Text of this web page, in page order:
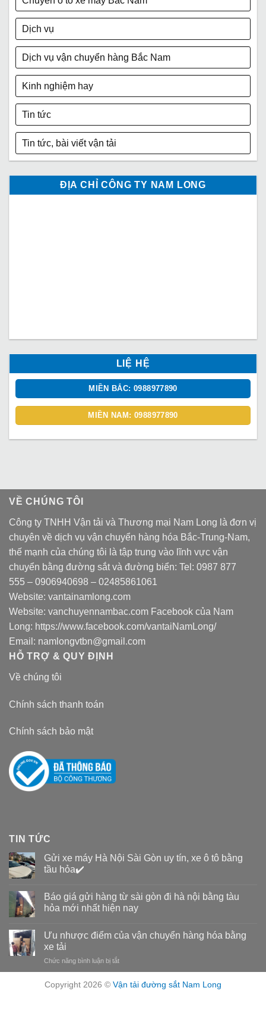
Dịch vụ
Dịch vụ vận chuyển hàng Bắc Nam
Kinh nghiệm hay
Tin tức
Tin tức, bài viết vận tải
ĐỊA CHỈ CÔNG TY NAM LONG
LIỆ HỆ
MIỀN BẮC: 0988977890
MIỀN NAM: 0988977890
VỀ CHÚNG TÔI
Công ty TNHH Vận tải và Thương mại Nam Long là đơn vị
chuyên về dịch vụ vận chuyển hàng hóa Bắc-Trung-Nam,
thế mạnh của chúng tôi là tập trung vào lĩnh vực vận
chuyển bằng đường sắt và đường biển: Tel: 0987 877
555 – 0906940698 – 02485861061
Website: vantainamlong.com
Website: vanchuyennambac.com Facebook của Nam
Long: https://www.facebook.com/vantaiNamLong/
Email: namlongvtbn@gmail.com
HỖ TRỢ & QUY ĐỊNH
Về chúng tôi
Chính sách thanh toán
Chính sách bảo mật
TIN TỨC
Gửi xe máy Hà Nội Sài Gòn uy tín, xe ô tô bằng
tầu hỏa✔️
Báo giá gửi hàng từ sài gòn đi hà nội bằng tàu
hỏa mới nhất hiện nay
Ưu nhược điểm của vận chuyển hàng hóa bằng
xe tải
Chức năng bình luận bị tắt
Ưu
nhược
điểm
Copyright 2026 © Vận tải đường sắt Nam Long